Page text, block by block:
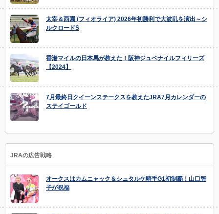
太宰＆西園 (フィオライア) 2026年初勝利で大波乱を演出～シ
ルクロードS
香港マイルの日本馬が教えた！阪神ジュベナイルフィリーズ
【2024】
7月最終日クイーンステークスを教えたJRA7月カレンダーの
ステイゴールド
JRAの広告戦略
オークスはカムニャック＆シュタルケ騎手G1初制覇！山口智
子が祝福